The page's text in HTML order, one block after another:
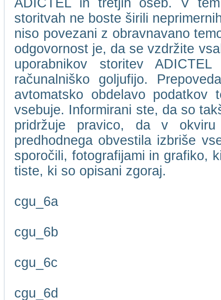
ADICTEL in tretjih oseb. V
storitvah ne boste širili
niso povezani z obravnavano
odgovornost je, da se vzdržite
uporabnikov storitev
računalniško goljufijo.
avtomatsko obdelavo podatkov
vsebuje. Informirani ste, da so
pridržuje pravico, da v
predhodnega obvestila izbriše
sporočili, fotografijami in grafiko,
tiste, ki so opisani zgoraj.
cgu_6a
cgu_6b
cgu_6c
cgu_6d